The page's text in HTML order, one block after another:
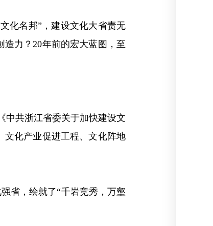
化名邦”，建设文化大省责无
力？20年前的宏大蓝图，至
共浙江省委关于加快建设文
文化产业促进工程、文化阵地
省，绘就了“千岩竞秀，万壑